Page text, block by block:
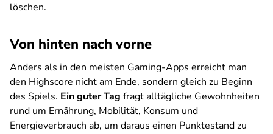
löschen.
Von hinten nach vorne
Anders als in den meisten Gaming-Apps erreicht man
den Highscore nicht am Ende, sondern gleich zu Beginn
des Spiels. Ein guter Tag fragt alltägliche Gewohnheiten
rund um Ernährung, Mobilität, Konsum und
Energieverbrauch ab, um daraus einen Punktestand zu